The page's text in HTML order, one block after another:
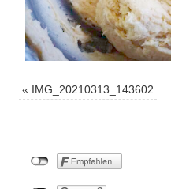
« IMG_20210313_143602